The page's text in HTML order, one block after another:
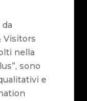
Visitors
nella
sono
e